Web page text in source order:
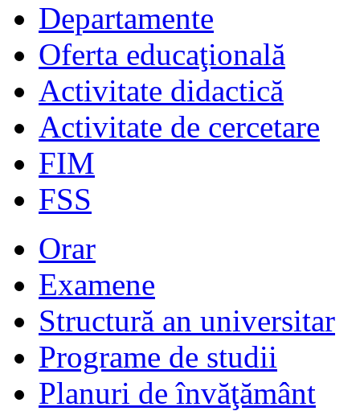
Departamente
Oferta educaţională
Activitate didactică
Activitate de cercetare
FIM
FSS
Orar
Examene
Structură an universitar
Programe de studii
Planuri de învăţământ